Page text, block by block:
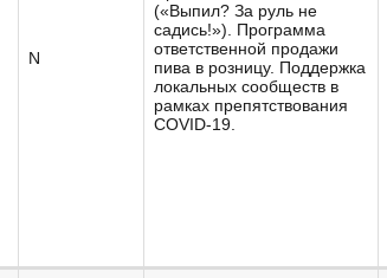
N
(«Выпил? За руль не
садись!»). Программа
ответственной продажи
пива в розницу. Поддержка
локальных сообществ в
рамках препятствования
COVID-19.